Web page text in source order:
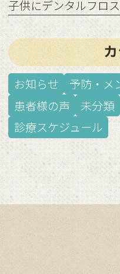
お知らせ 予防・メ
患者様の声
未分類
診療スケジュール